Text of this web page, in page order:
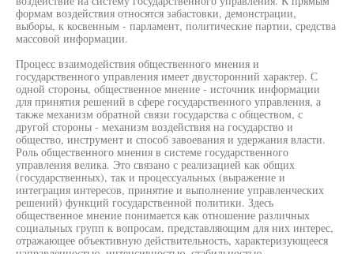
формам воздействия относятся забастовки, демонстрации,
выборы, к косвенным - парламент, политические партии, средства
массовой информации.
Процесс взаимодействия общественного мнения и
государственного управления имеет двусторонний характер. С
одной стороны, общественное мнение - источник информации
для принятия решений в сфере государственного управления, а
также механизм обратной связи государства с обществом, с
другой стороны - механизм воздействия на государство и
общество, инструмент и способ завоевания и удержания власти.
Роль общественного мнения в системе государственного
управления велика. Это связано с реализацией как общих
(государственных), так и процессуальных (выражение и
интеграция интересов, принятие и выполнение управленческих
решений) функций государственной политики. Здесь
общественное мнение понимается как отношение различных
социальных групп к вопросам, представляющим для них интерес,
отражающее объективную действительность, характеризующееся